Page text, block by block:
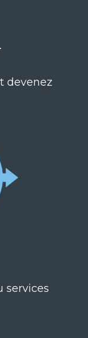
devenez
services